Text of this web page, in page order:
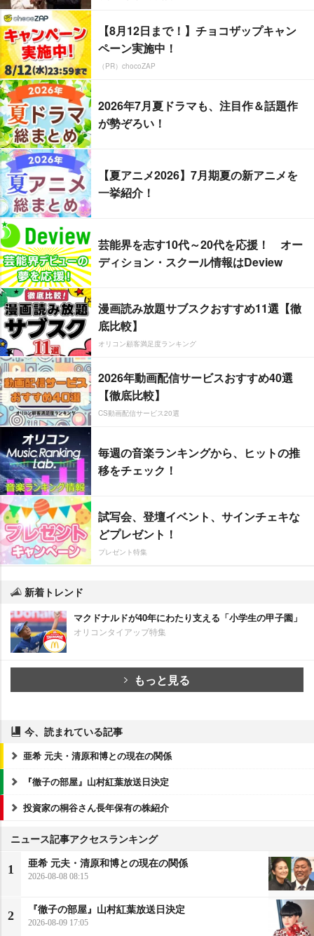
【8月12日まで！】チョコザップキャン
ペーン実施中！
（PR）chocoZAP
2026年7月夏ドラマも、注目作＆話題作
が勢ぞろい！
【夏アニメ2026】7月期夏の新アニメを
一挙紹介！
芸能界を志す10代～20代を応援！ オー
ディション・スクール情報はDeview
漫画読み放題サブスクおすすめ11選【徹
底比較】
オリコン顧客満足度ランキング
2026年動画配信サービスおすすめ40選
【徹底比較】
CS動画配信サービス20選
毎週の音楽ランキングから、ヒットの推
移をチェック！
試写会、登壇イベント、サインチェキな
どプレゼント！
プレゼント特集
新着トレンド
マクドナルドが40年にわたり支える「小学生の甲子園」
オリコンタイアップ特集
もっと見る
今、読まれている記事
亜希 元夫・清原和博との現在の関係
『徹子の部屋』山村紅葉放送日決定
投資家の桐谷さん長年保有の株紹介
ニュース記事アクセスランキング
1
亜希 元夫・清原和博との現在の関係
2026-08-08 08:15
2
『徹子の部屋』山村紅葉放送日決定
2026-08-09 17:05